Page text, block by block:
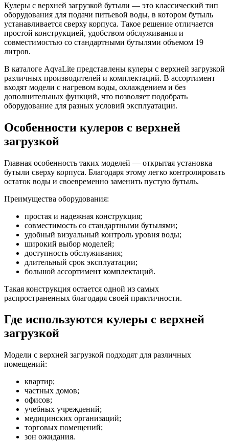
Кулеры с верхней загрузкой бутыли — это классический тип
оборудования для подачи питьевой воды, в котором бутыль
устанавливается сверху корпуса. Такое решение отличается
простой конструкцией, удобством обслуживания и
совместимостью со стандартными бутылями объемом 19
литров.
В каталоге AqvaLite представлены кулеры с верхней загрузкой
различных производителей и комплектаций. В ассортимент
входят модели с нагревом воды, охлаждением и без
дополнительных функций, что позволяет подобрать
оборудование для разных условий эксплуатации.
Особенности кулеров с верхней
загрузкой
Главная особенность таких моделей — открытая установка
бутыли сверху корпуса. Благодаря этому легко контролировать
остаток воды и своевременно заменить пустую бутыль.
Преимущества оборудования:
простая и надежная конструкция;
совместимость со стандартными бутылями;
удобный визуальный контроль уровня воды;
широкий выбор моделей;
доступность обслуживания;
длительный срок эксплуатации;
большой ассортимент комплектаций.
Такая конструкция остается одной из самых
распространенных благодаря своей практичности.
Где используются кулеры с верхней
загрузкой
Модели с верхней загрузкой подходят для различных
помещений:
квартир;
частных домов;
офисов;
учебных учреждений;
медицинских организаций;
торговых помещений;
зон ожидания.